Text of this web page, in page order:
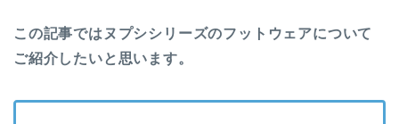
この記事ではヌプシシリーズのフットウェアについて
ご紹介したいと思います。